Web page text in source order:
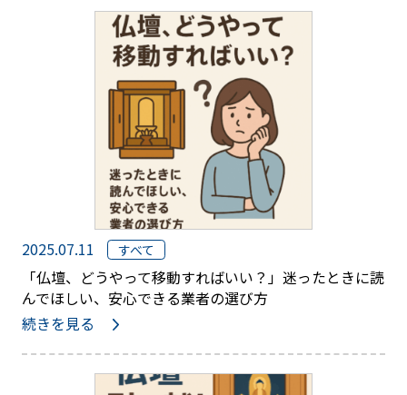
2025.07.11 すべて
「仏壇、どうやって移動すればいい？」迷ったときに読
んでほしい、安心できる業者の選び方
続きを見る